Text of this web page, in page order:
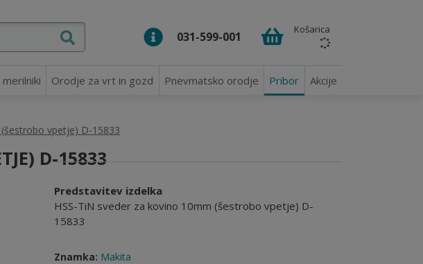
031-599-001 Košarica
Orodje za vrt in gozd Pnevmatsko orodje Pribor Akcije
vpetje) D-15833
D-15833
Predstavitev izdelka
HSS-TiN sveder za kovino 10mm (šestrobo vpetje) D-
15833
Znamka: Makita